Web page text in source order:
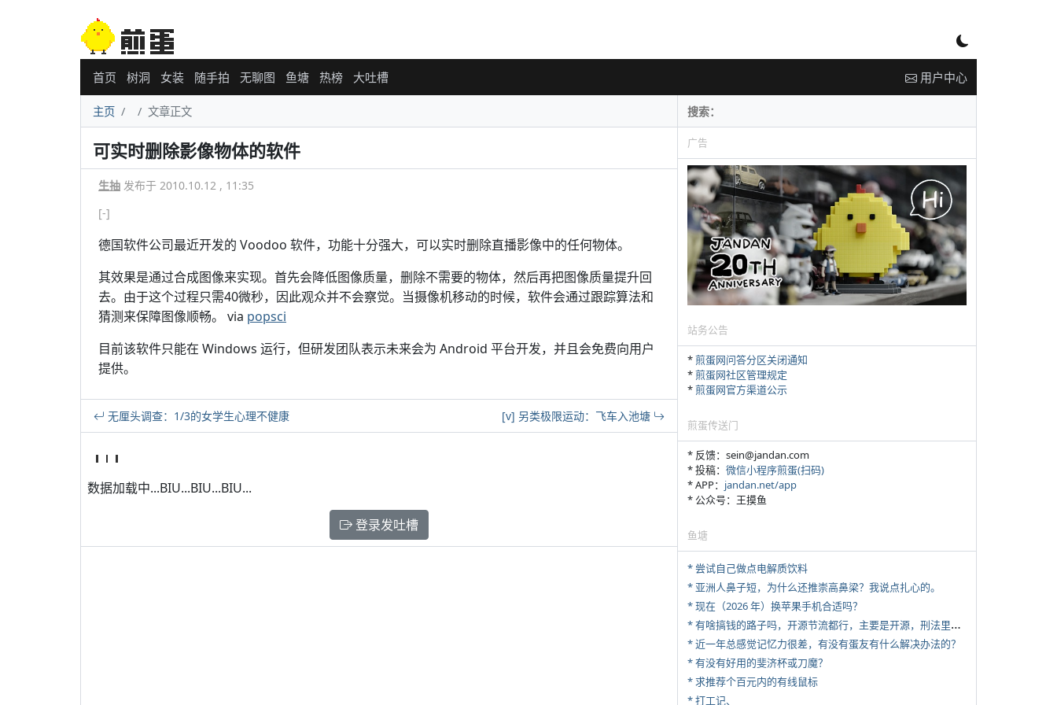
首页 树洞 女装 随手拍 无聊图 鱼塘 热榜 大吐槽 用户中心
主页 文章正文
可实时删除影像物体的软件
生抽 发布于 2010.10.12 , 11:35
[-]
德国软件公司最近开发的 Voodoo 软件，功能十分强大，可以实时删除直播影像中的任何物体。
其效果是通过合成图像来实现。首先会降低图像质量，删除不需要的物体，然后再把图像质量提升回
去。由于这个过程只需40微秒，因此观众并不会察觉。当摄像机移动的时候，软件会通过跟踪算法和
猜测来保障图像顺畅。 via popsci
目前该软件只能在 Windows 运行，但研发团队表示未来会为 Android 平台开发，并且会免费向用户
提供。
无厘头调查：1/3的女学生心理不健康 [v] 另类极限运动：飞车入池塘
数据加载中...BIU...BIU...BIU...
登录发吐槽
广告
站务公告
*煎蛋网问答分区关闭通知
*煎蛋网社区管理规定
*煎蛋网官方渠道公示
煎蛋传送门
* 反馈：sein@jandan.com
* 投稿： 微信小程序煎蛋(扫码)
* APP： jandan.net/app
* 公众号：王摸鱼
鱼塘
* 尝试自己做点电解质饮料
* 亚洲人鼻子短，为什么还推崇高鼻梁？我说点扎心的。
* 现在（2026 年）换苹果手机合适吗？
*
有啥搞钱的路子吗，开源节流都行，主要是开源，刑法里的咱不做
* 近一年总感觉记忆力很差，有没有蛋友有什么解决办法的？
* 有没有好用的斐济杯或刀魔？
* 求推荐个百元内的有线鼠标
* 打工记、